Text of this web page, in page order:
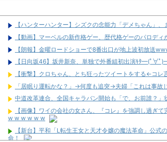
【ハンターハンター】シズクの念能力「デメちゃん」
【動画】マーベルの新作格ゲー、歴代格ゲーのパロデ
【朗報】金曜ロードショーで8番出口が地上波初放送
【日向坂46】坂井新奈、単独で外番組初出演ｷﾀ━(ﾟ∀ﾟ
【衝撃】クロちゃん、とち狂ったツイートをする←コレ
「居眠り運転かな？」→何度も追突→夫婦「これは事故
中道改革連合、全国キャラバン開始も「で、お前誰？」
【画像】ワイの会社の女さん、『コレ』を強調し過ぎ
w w w w w w
【新台】平和「L転生王女と天才令嬢の魔法革命」公
命！